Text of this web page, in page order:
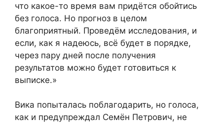
что какое-то время вам придётся обойтись
без голоса. Но прогноз в целом
благоприятный. Проведём исследования, и
если, как я надеюсь, всё будет в порядке,
через пару дней после получения
результатов можно будет готовиться к
выписке.»
Вика попыталась поблагодарить, но голоса,
как и предупреждал Семён Петрович, не